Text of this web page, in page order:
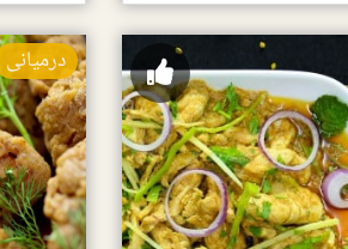
درمیانی